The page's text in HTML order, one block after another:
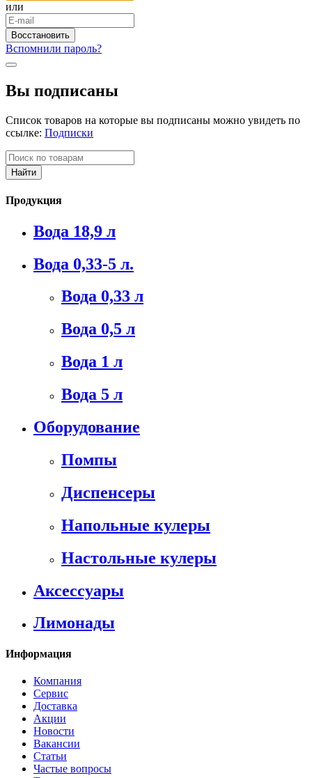
или
Вспомнили пароль?
Вы подписаны
Список товаров на которые вы подписаны можно увидеть по
ссылке: Подписки
Продукция
Вода 18,9 л
Вода 0,33-5 л.
Вода 0,33 л
Вода 0,5 л
Вода 1 л
Вода 5 л
Оборудование
Помпы
Диспенсеры
Напольные кулеры
Настольные кулеры
Аксессуары
Лимонады
Информация
Компания
Сервис
Доставка
Акции
Новости
Вакансии
Статьи
Частые вопросы